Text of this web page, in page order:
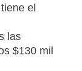
el
las
$130 mil